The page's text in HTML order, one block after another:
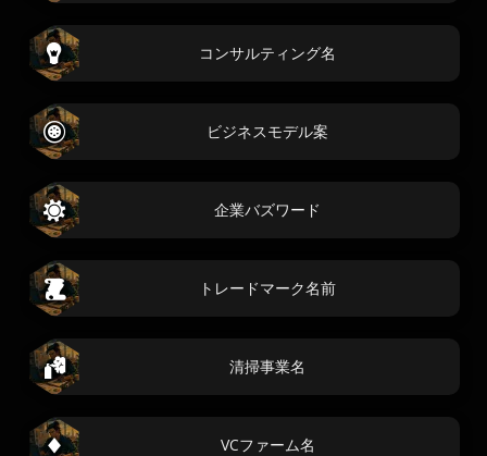
コンサルティング名
ビジネスモデル案
企業バズワード
トレードマーク名前
清掃事業名
VCファーム名